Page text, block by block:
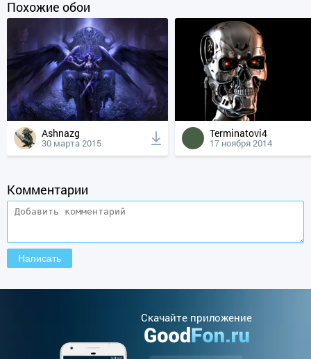
Похожие обои
Ashnazg
30 марта 2015
Terminatovi4
17 ноября 2014
Комментарии
Cкачайте приложение